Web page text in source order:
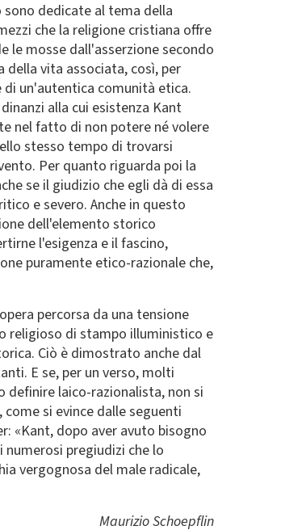
dedicate al tema della
che la religione cristiana offre
le mosse dall'asserzione secondo
della vita associata, così, per
di un'autentica comunità etica.
alla cui esistenza Kant
nel fatto di non potere né volere
stesso tempo di trovarsi
Per quanto riguarda poi la
se il giudizio che egli dà di essa
e severo. Anche in questo
dell'elemento storico
l'esigenza e il fascino,
puramente etico-razionale che,
percorsa da una tensione
religioso di stampo illuministico e
Ciò è dimostrato anche dal
E se, per un verso, molti
definire laico-razionalista, non si
si evince dalle seguenti
«Kant, dopo aver avuto bisogno
pregiudizi che lo
vergognosa del male radicale,
Maurizio Schoepflin